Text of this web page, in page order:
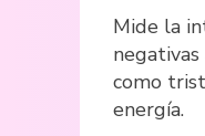
Mide la
negativas
como
energía.